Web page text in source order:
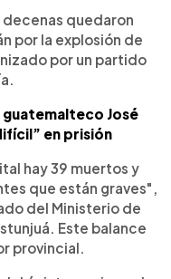
decenas quedaron
por la explosión de
por un partido
José
en prisión
hay 39 muertos y
que están graves",
del Ministerio de
Este balance
provincial.